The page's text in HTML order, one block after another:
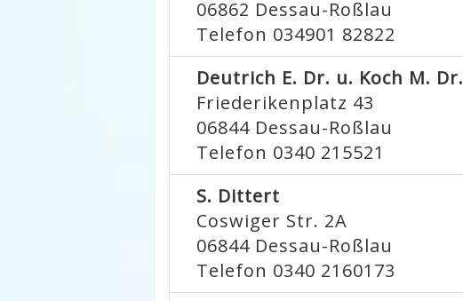
06862 Dessau-Roßlau
Telefon 034901 82822
Deutrich E. Dr. u. Koch M. Dr.
Friederikenplatz 43
06844 Dessau-Roßlau
Telefon 0340 215521
S. Dittert
Coswiger Str. 2A
06844 Dessau-Roßlau
Telefon 0340 2160173